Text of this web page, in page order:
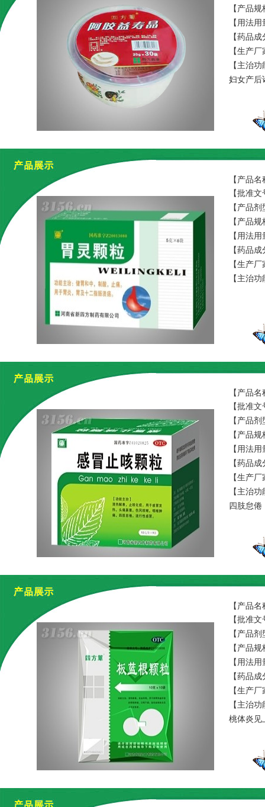
【产品
【用法
【药品
料为蔗糖
【生产
【主治
妇女产后
【产品
【批准
【产品
【产品
【用法
【药品
【生产
【主治
【产品
【批准
【产品
【产品
【用法
【药品
为蔗糖
【生产
【主治
四肢怠倦
【产品
【批准
【产品
【产品
【用法
【药品
【生产
【主治
桃体炎见